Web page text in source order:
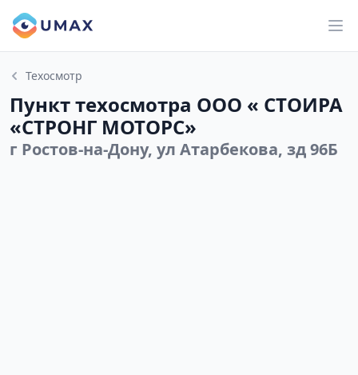
Техосмотр
Пункт техосмотра ООО « СТОИРА
«СТРОНГ МОТОРС»
г Ростов-на-Дону, ул Атарбекова, зд 96Б